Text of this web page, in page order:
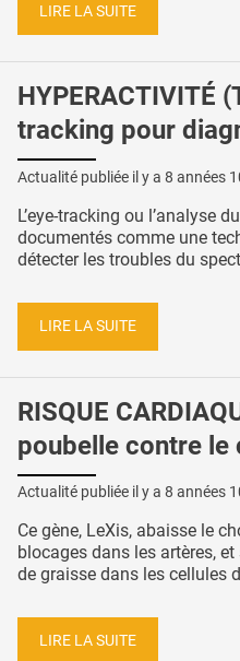
LIRE LA SUITE
HYPERACTIVITÉ
tracking pour
Actualité publiée il y a 8 années
L’eye-tracking ou l’analyse
documentés comme une
détecter les troubles du
LIRE LA SUITE
RISQUE
poubelle contre le
Actualité publiée il y a 8 années
Ce gène, LeXis, abaisse le
blocages dans les artères,
de graisse dans les cellules
LIRE LA SUITE